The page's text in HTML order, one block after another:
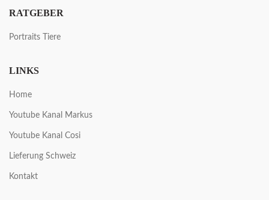
RATGEBER
Portraits Tiere
LINKS
Home
Youtube Kanal Markus
Youtube Kanal Cosi
Lieferung Schweiz
Kontakt